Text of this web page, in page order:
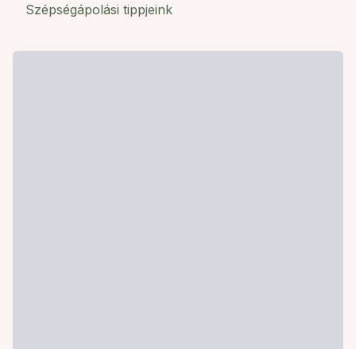
Szépségápolási tippjeink